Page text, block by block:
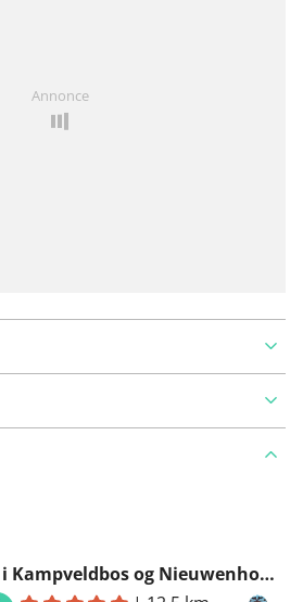
Annonce
Langs skammelen i Kampveldbos og Nieuwenhovenbos Oostkamp